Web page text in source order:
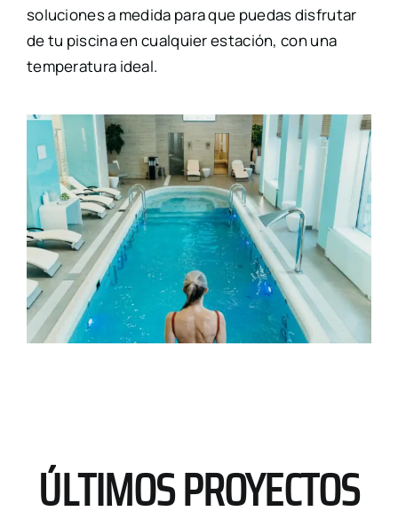
soluciones a medida para que puedas disfrutar
de tu piscina en cualquier estación, con una
temperatura ideal.
ÚLTIMOS PROYECTOS